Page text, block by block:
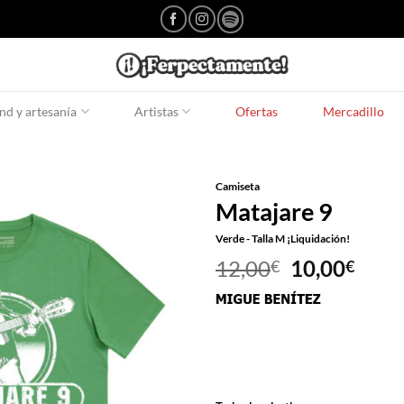
y artesanía Artistas Ofertas Mercadillo
Camiseta
Matajare 9
Verde - Talla M ¡Liquidación!
12,00€
El
precio
original
10,00€El